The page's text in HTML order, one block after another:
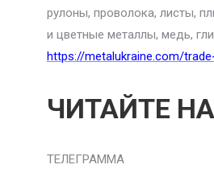
рулоны, проволока, листы,
и цветные металлы, медь,
https://metalukraine.com/
ЧИТАЙТЕ
ТЕЛЕГРАММА